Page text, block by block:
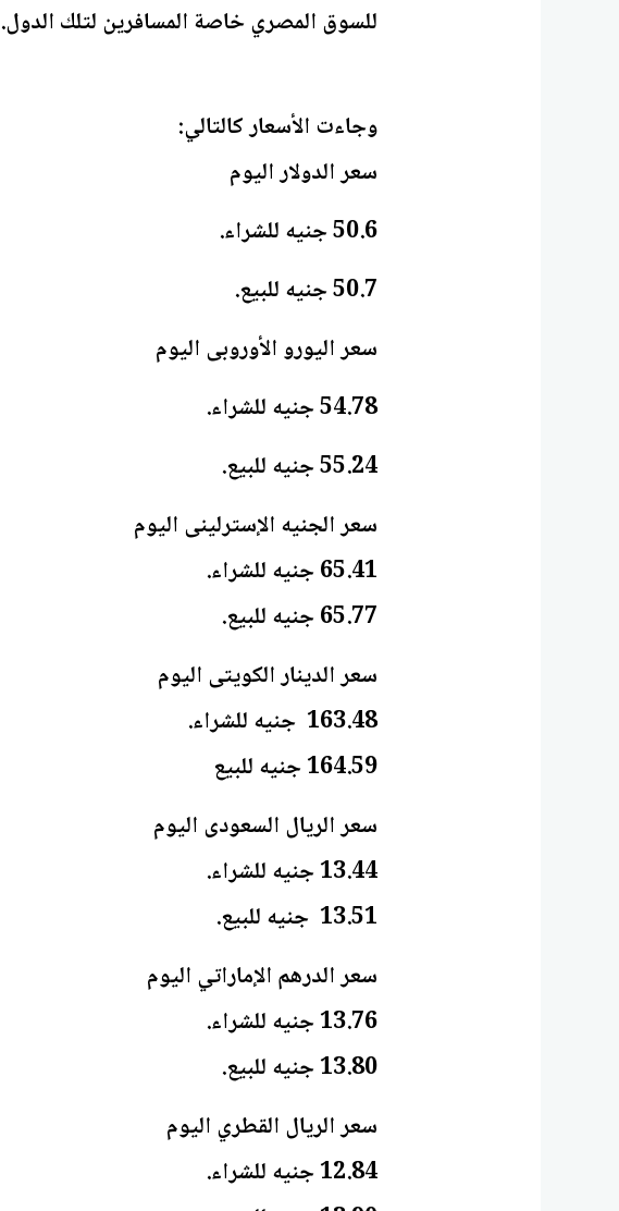
للسوق المصري خاصة المسافرين لتلك الدول.
50.6 جنيه للشراء.
50.7 جنيه للبيع.
54.78 جنيه للشراء.
55.24 جنيه للبيع.
65.41 جنيه للشراء.
65.77 جنيه للبيع.
13.76 جنيه للشراء.